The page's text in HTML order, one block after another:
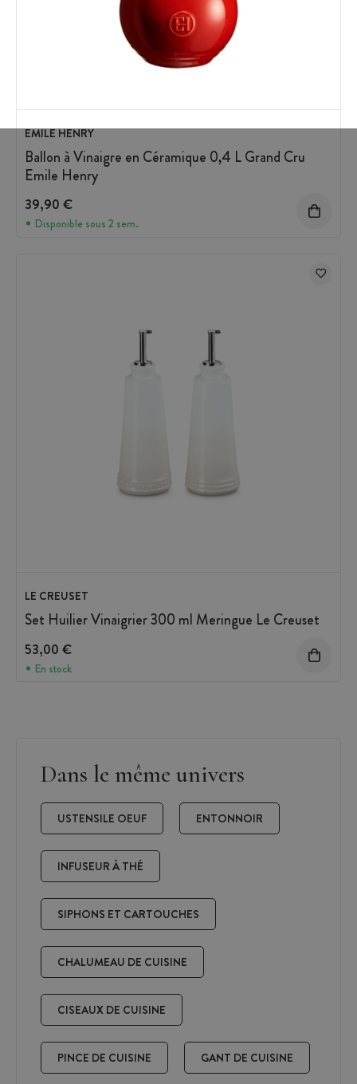
EMILE HENRY
Ballon à Vinaigre en Céramique 0,4 L Grand Cru
Emile Henry
39,90 €
Disponible sous 2 sem.
LE CREUSET
Set Huilier Vinaigrier 300 ml Meringue Le Creuset
53,00 €
En stock
Dans le même univers
USTENSILE OEUF ENTONNOIR
INFUSEUR À THÉ
SIPHONS ET CARTOUCHES
CHALUMEAU DE CUISINE
CISEAUX DE CUISINE
PINCE DE CUISINE GANT DE CUISINE